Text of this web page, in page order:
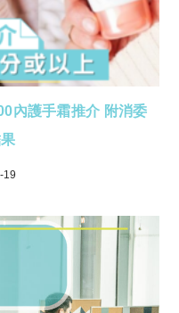
內護手霜推介 附消委
19